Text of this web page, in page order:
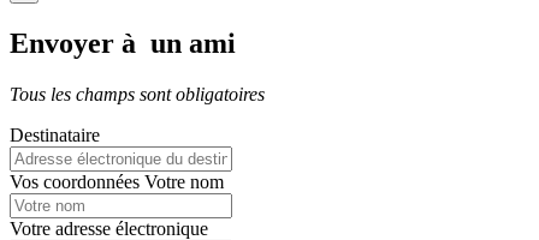
Envoyer à un ami
Tous les champs sont obligatoires
Destinataire
Vos coordonnées Votre nom
Votre adresse électronique